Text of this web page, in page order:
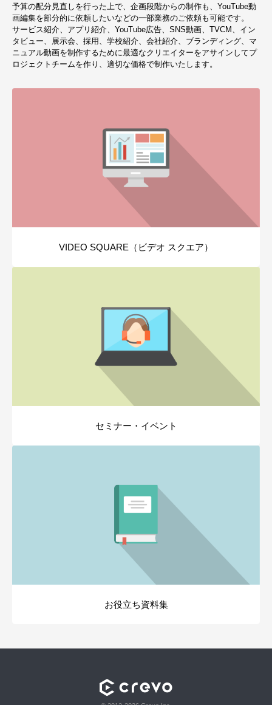
予算の配分見直しを行った上で、企画段階からの制作も、YouTube動
画編集を部分的に依頼したいなどの一部業務のご依頼も可能です。
サービス紹介、アプリ紹介、YouTube広告、SNS動画、TVCM、イン
タビュー、展示会、採用、学校紹介、会社紹介、ブランディング、マ
ニュアル動画を制作するために最適なクリエイターをアサインしてプ
ロジェクトチームを作り、適切な価格で制作いたします。
VIDEO SQUARE（ビデオ スクエア）
セミナー・イベント
お役立ち資料集